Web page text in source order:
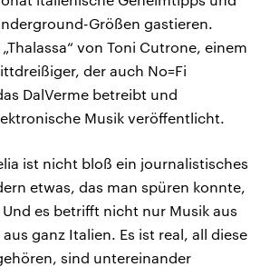
Größen gastieren.
von Toni Cutrone, einem
der auch No=Fi
DalVerme betreibt und
Musik veröffentlicht.
ist nicht bloß ein journalistisches
etwas, das man spüren konnte,
es betrifft nicht nur Musik aus
ganz Italien. Es ist real, all diese
sind untereinander